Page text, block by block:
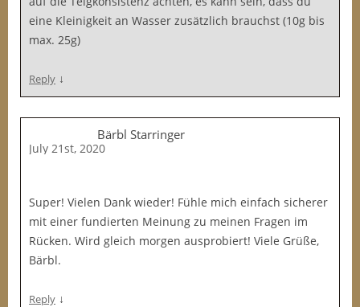
eine Kleinigkeit an Wasser zusätzlich brauchst (10g bis
max. 25g)
Reply ↓
Bärbl Starringer
July 21st, 2020
Super! Vielen Dank wieder! Fühle mich einfach sicherer
mit einer fundierten Meinung zu meinen Fragen im
Rücken. Wird gleich morgen ausprobiert! Viele Grüße,
Bärbl.
Reply ↓